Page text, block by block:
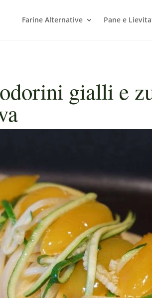
Farine Alternative Pane e
gialli e